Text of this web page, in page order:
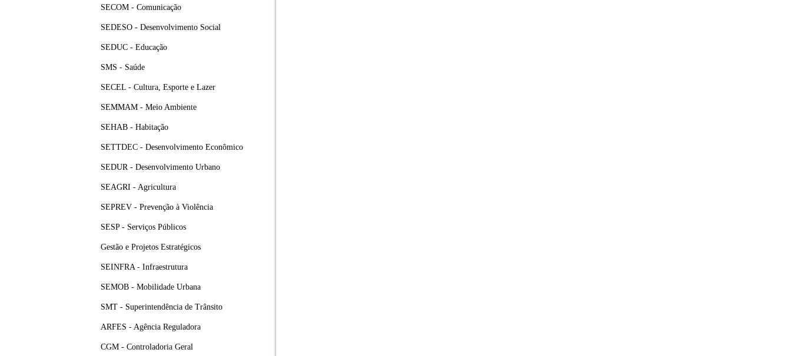
SECOM - Comunicação
SEDESO - Desenvolvimento Social
SEDUC - Educação
SMS - Saúde
SECEL - Cultura, Esporte e Lazer
SEMMAM - Meio Ambiente
SEHAB - Habitação
SETTDEC - Desenvolvimento Econômico
SEDUR - Desenvolvimento Urbano
SEAGRI - Agricultura
SEPREV - Prevenção à Violência
SESP - Serviços Públicos
Gestão e Projetos Estratégicos
SEINFRA - Infraestrutura
SEMOB - Mobilidade Urbana
SMT - Superintendência de Trânsito
ARFES - Agência Reguladora
CGM - Controladoria Geral